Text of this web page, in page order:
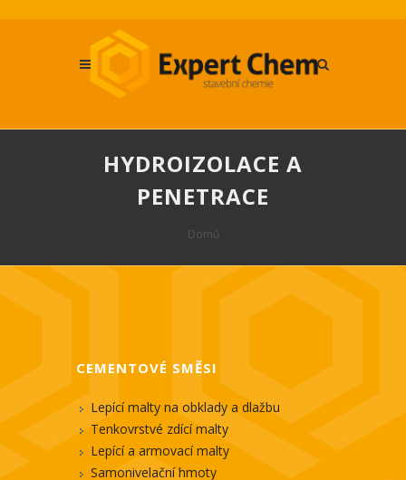
HYDROIZOLACE A
PENETRACE
Domů
CEMENTOVÉ SMĚSI
Lepící malty na obklady a dlažbu
Tenkovrstvé zdící malty
Lepící a armovací malty
Samonivelační hmoty